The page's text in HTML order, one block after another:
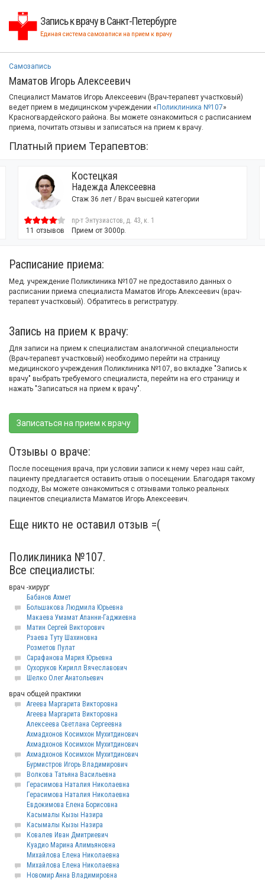
Запись к врачу в Санкт-Петербурге
Единая система самозаписи на прием к врачу
Самозапись
Маматов Игорь Алексеевич
Специалист Маматов Игорь Алексеевич (Врач-терапевт участковый)
ведет прием в медицинском учреждении « Поликлиника №107»
Красногвардейского района. Вы можете ознакомиться с расписанием
приема, почитать отзывы и записаться на прием к врачу.
Платный прием Терапевтов:
11 отзывов
Костецкая
Надежда Алексеевна
Стаж 36 лет / Врач высшей категории
пр-т Энтузиастов, д. 43, к. 1
Прием от 3000р.
Расписание приема:
Мед. учреждение Поликлиника №107 не предоставило данных о
расписании приема специалиста Маматов Игорь Алексеевич (врач-
терапевт участковый). Обратитесь в регистратуру.
Запись на прием к врачу:
Для записи на прием к специалистам аналогичной специальности
(Врач-терапевт участковый) необходимо перейти на страницу
медицинского учреждения Поликлиника №107, во вкладке "Запись к
врачу" выбрать требуемого специалиста, перейти на его страницу и
нажать "Записаться на прием к врачу".
Записаться на прием к врачу
Отзывы о враче:
После посещения врача, при условии записи к нему через наш сайт,
пациенту предлагается оставить отзыв о посещении. Благодаря такому
подходу, Вы можете ознакомиться с отзывами только реальных
пациентов специалиста Маматов Игорь Алексеевич.
Еще никто не оставил отзыв =(
Поликлиника №107.
Все специалисты:
врач -хирург
Бабанов Ахмет
Большакова Людмила Юрьевна
Макаева Умамат Апанни-Гаджиевна
Матин Сергей Викторович
Рзаева Туту Шахиновна
Розметов Пулат
Сарафанова Мария Юрьевна
Сухоруков Кирилл Вячеславович
Шелко Олег Анатольевич
врач общей практики
Агеева Маргарита Викторовна
Агеева Маргарита Викторовна
Алексеева Светлана Сергеевна
Ахмадхонов Косимхон Мухитдинович
Ахмадхонов Косимхон Мухитдинович
Ахмадхонов Косимхон Мухитдинович
Бурмистров Игорь Владимирович
Волкова Татьяна Васильевна
Герасимова Наталия Николаевна
Герасимова Наталия Николаевна
Евдокимова Елена Борисовна
Касымалы Кызы Назира
Касымалы Кызы Назира
Ковалев Иван Дмитриевич
Куадио Марина Алимьяновна
Михайлова Елена Николаевна
Михайлова Елена Николаевна
Новомир Анна Владимировна